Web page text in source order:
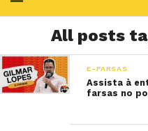
All posts
E-FARSAS
Assista à
farsas no